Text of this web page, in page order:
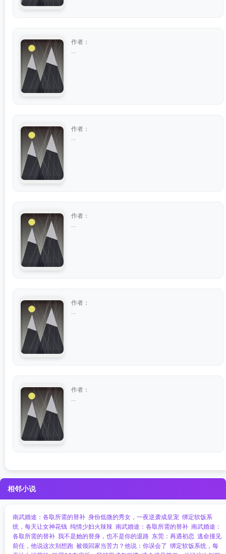
作者：
作者：
作者：
作者：
作者：
相邻小说
南武婚途：各取所需的替补 身份低微的秀女，一夜逆袭成皇宠 绑定软饭系
统，每天让女神花钱 纯情少妇火辣辣 南武婚途：各取所需的替补 南武婚途：
各取所需的替补 我不是她的替身，也不是你的退路 东莞：再遇初恋 逃命撞见
前任，他说这次别想跑 被领回家当苦力？他说：你误会了 绑定软饭系统，每